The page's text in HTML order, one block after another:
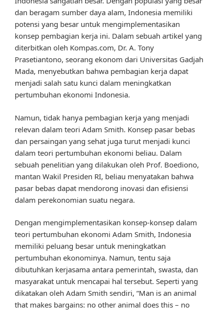
dan beragam sumber daya alam, Indonesia memiliki
potensi yang besar untuk mengimplementasikan
konsep pembagian kerja ini. Dalam sebuah artikel yang
diterbitkan oleh Kompas.com, Dr. A. Tony
Prasetiantono, seorang ekonom dari Universitas Gadjah
Mada, menyebutkan bahwa pembagian kerja dapat
menjadi salah satu kunci dalam meningkatkan
pertumbuhan ekonomi Indonesia.
Namun, tidak hanya pembagian kerja yang menjadi
relevan dalam teori Adam Smith. Konsep pasar bebas
dan persaingan yang sehat juga turut menjadi kunci
dalam teori pertumbuhan ekonomi beliau. Dalam
sebuah penelitian yang dilakukan oleh Prof. Boediono,
mantan Wakil Presiden RI, beliau menyatakan bahwa
pasar bebas dapat mendorong inovasi dan efisiensi
dalam perekonomian suatu negara.
Dengan mengimplementasikan konsep-konsep dalam
teori pertumbuhan ekonomi Adam Smith, Indonesia
memiliki peluang besar untuk meningkatkan
pertumbuhan ekonominya. Namun, tentu saja
dibutuhkan kerjasama antara pemerintah, swasta, dan
masyarakat untuk mencapai hal tersebut. Seperti yang
dikatakan oleh Adam Smith sendiri, “Man is an animal
that makes bargains: no other animal does this – no